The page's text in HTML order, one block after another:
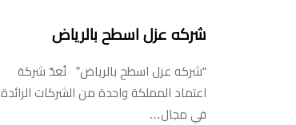
شركه عزل اسطح بالرياض
“شركه عزل اسطح بالرياض” تُعدّ شركة
اعتماد المملكة واحدة من الشركات الرائدة
في مجال…